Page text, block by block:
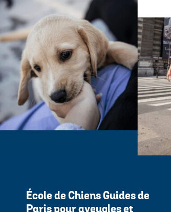
École de Chiens Guides de